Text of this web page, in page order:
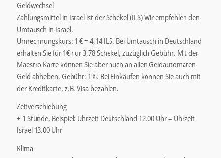
Geldwechsel
Zahlungsmittel in Israel ist der Schekel (ILS) Wir empfehlen den
Umtausch in Israel.
Umrechnungskurs: 1 € = 4,14 ILS. Bei Umtausch in Deutschland
erhalten Sie für 1€ nur 3,78 Schekel, zuzüglich Gebühr. Mit der
Maestro Karte können Sie aber auch an allen Geldautomaten
Geld abheben. Gebühr: 1%. Bei Einkäufen können Sie auch mit
der Kreditkarte, z.B. Visa bezahlen.
Zeitverschiebung
+ 1 Stunde, Beispiel: Uhrzeit Deutschland 12.00 Uhr = Uhrzeit
Israel 13.00 Uhr
Klima